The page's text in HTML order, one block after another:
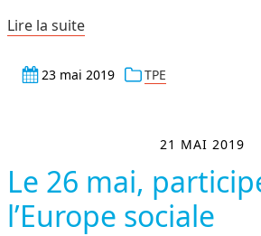
Lire la suite
23 mai 2019 TPE
21 MAI 2019
Le 26 mai,
l’Europe sociale